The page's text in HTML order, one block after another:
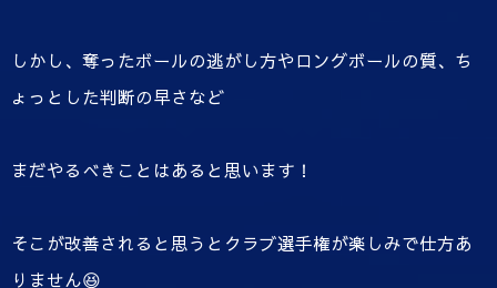
しかし、奪ったボールの逃がし方やロングボールの質、ち
ょっとした判断の早さなど
まだやるべきことはあると思います！
そこが改善されると思うとクラブ選手権が楽しみで仕方あ
りません😆